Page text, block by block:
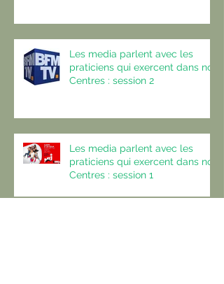
Les media parlent avec les
praticiens qui exercent dans nos
Centres : session 2
Les media parlent avec les
praticiens qui exercent dans nos
Centres : session 1